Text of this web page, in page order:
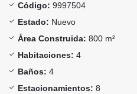
Código: 9997504
Estado: Nuevo
Área Construida: 800 m²
Habitaciones: 4
Baños: 4
Estacionamientos: 8